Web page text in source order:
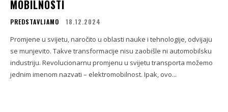
MOBILNOSTI
PREDSTAVLJAMO 18.12.2024
Promjene u svijetu, naročito u oblasti nauke i tehnologije, odvijaju
se munjevito. Takve transformacije nisu zaobišle ni automobilsku
industriju. Revolucionarnu promjenu u svijetu transporta možemo
jednim imenom nazvati – elektromobilnost. Ipak, ovo...